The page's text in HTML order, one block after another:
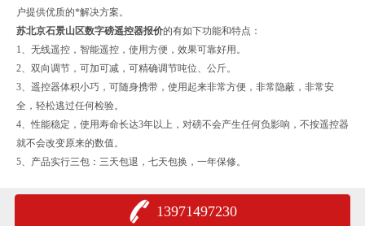
户提供优质的*解决方案。
苏北京石景山区数字磅遥控器报价的有如下功能和特点：
1、无线遥控，智能遥控，使用方便，效果可靠好用。
2、双向调节，可加可减，可精确调节吨位、公斤。
3、遥控器体积小巧，可随身携带，使用起来非常方便，非常隐蔽，非常安
全，轻松逃过任何检验。
4、性能稳定，使用寿命长达3年以上，对磅不会产生任何负影响，不按遥控器
就不会改变原来的数值。
5、产品实行三包：三天包退，七天包换，一年保修。
13971497230